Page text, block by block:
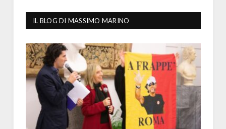
IL BLOG DI MASSIMO MARINO